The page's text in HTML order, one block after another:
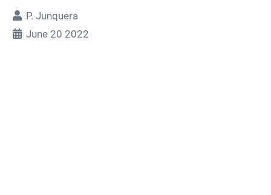
P. Junquera
June 20 2022